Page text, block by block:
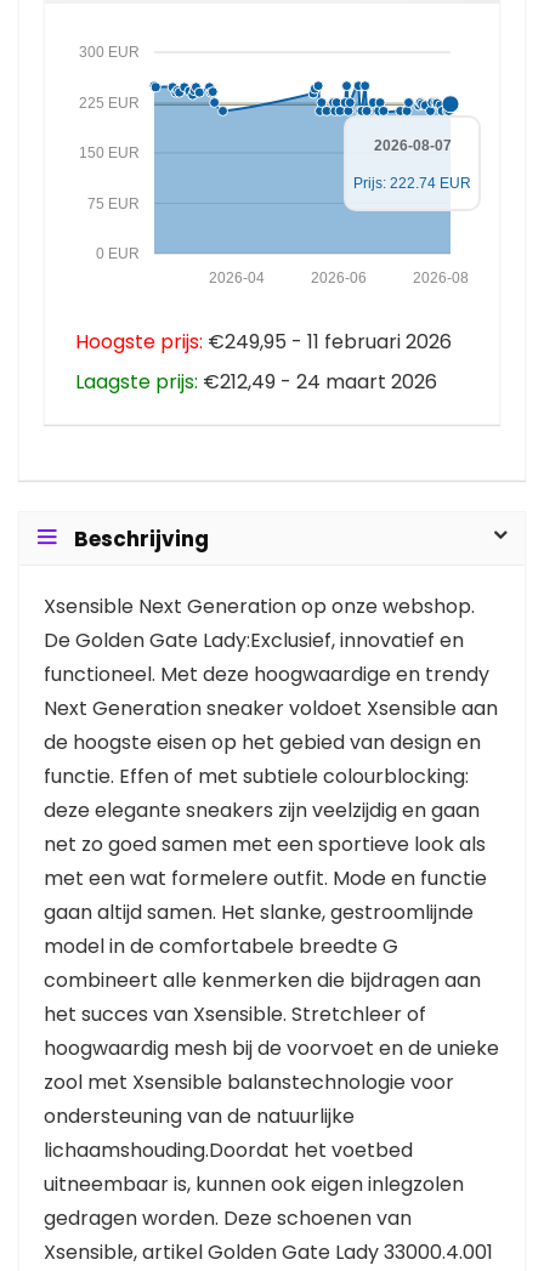
0 EUR
75 EUR
150 EUR
225 EUR
300 EUR
2026-08
2026-06
2026-04
2026-08-07
Prijs: 222.74 EUR
Hoogste prijs: €249,95 - 11 februari 2026
Laagste prijs: €212,49 - 24 maart 2026
Beschrijving
Xsensible Next Generation op onze webshop.
De Golden Gate Lady:Exclusief, innovatief en
functioneel. Met deze hoogwaardige en trendy
Next Generation sneaker voldoet Xsensible aan
de hoogste eisen op het gebied van design en
functie. Effen of met subtiele colourblocking:
deze elegante sneakers zijn veelzijdig en gaan
net zo goed samen met een sportieve look als
met een wat formelere outfit. Mode en functie
gaan altijd samen. Het slanke, gestroomlijnde
model in de comfortabele breedte G
combineert alle kenmerken die bijdragen aan
het succes van Xsensible. Stretchleer of
hoogwaardig mesh bij de voorvoet en de unieke
zool met Xsensible balanstechnologie voor
ondersteuning van de natuurlijke
lichaamshouding.Doordat het voetbed
uitneembaar is, kunnen ook eigen inlegzolen
gedragen worden. Deze schoenen van
Xsensible, artikel Golden Gate Lady 33000.4.001